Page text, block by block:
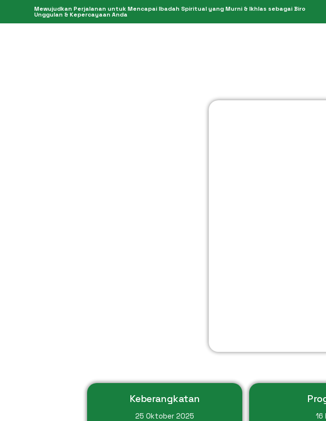
Mewujudkan Perjalanan untuk Mencapai Ibadah Spiritual yang Murni & Ikhlas sebagai Biro
Unggulan & Kepercayaan Anda
PPIU 949/
Keberangkatan
25 Oktober 2025 16